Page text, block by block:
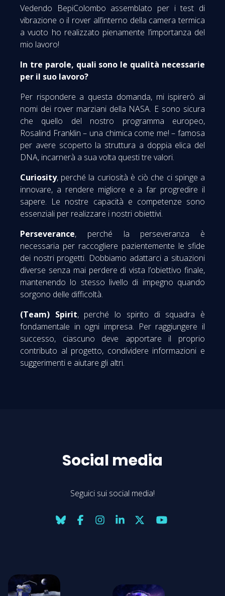
Vedendo BepiColombo assemblato per i test di
vibrazione o il rover all’interno della camera termica
a vuoto ho realizzato pienamente l’importanza del
mio lavoro!
In tre parole, quali sono le qualità necessarie
per il suo lavoro?
Per rispondere a questa domanda, mi ispirerò ai
nomi dei rover marziani della NASA. E sono sicura
che quello del nostro programma europeo,
Rosalind Franklin – una chimica come me! – famosa
per avere scoperto la struttura a doppia elica del
DNA, incarnerà a sua volta questi tre valori.
Curiosity, perché la curiosità è ciò che ci spinge a
innovare, a rendere migliore e a far progredire il
sapere. Le nostre capacità e competenze sono
essenziali per realizzare i nostri obiettivi.
Perseverance, perché la perseveranza è
necessaria per raccogliere pazientemente le sfide
dei nostri progetti. Dobbiamo adattarci a situazioni
diverse senza mai perdere di vista l’obiettivo finale,
mantenendo lo stesso livello di impegno quando
sorgono delle difficoltà.
(Team) Spirit, perché lo spirito di squadra è
fondamentale in ogni impresa. Per raggiungere il
successo, ciascuno deve apportare il proprio
contributo al progetto, condividere informazioni e
suggerimenti e aiutare gli altri.
Social media
Seguici sui social media!